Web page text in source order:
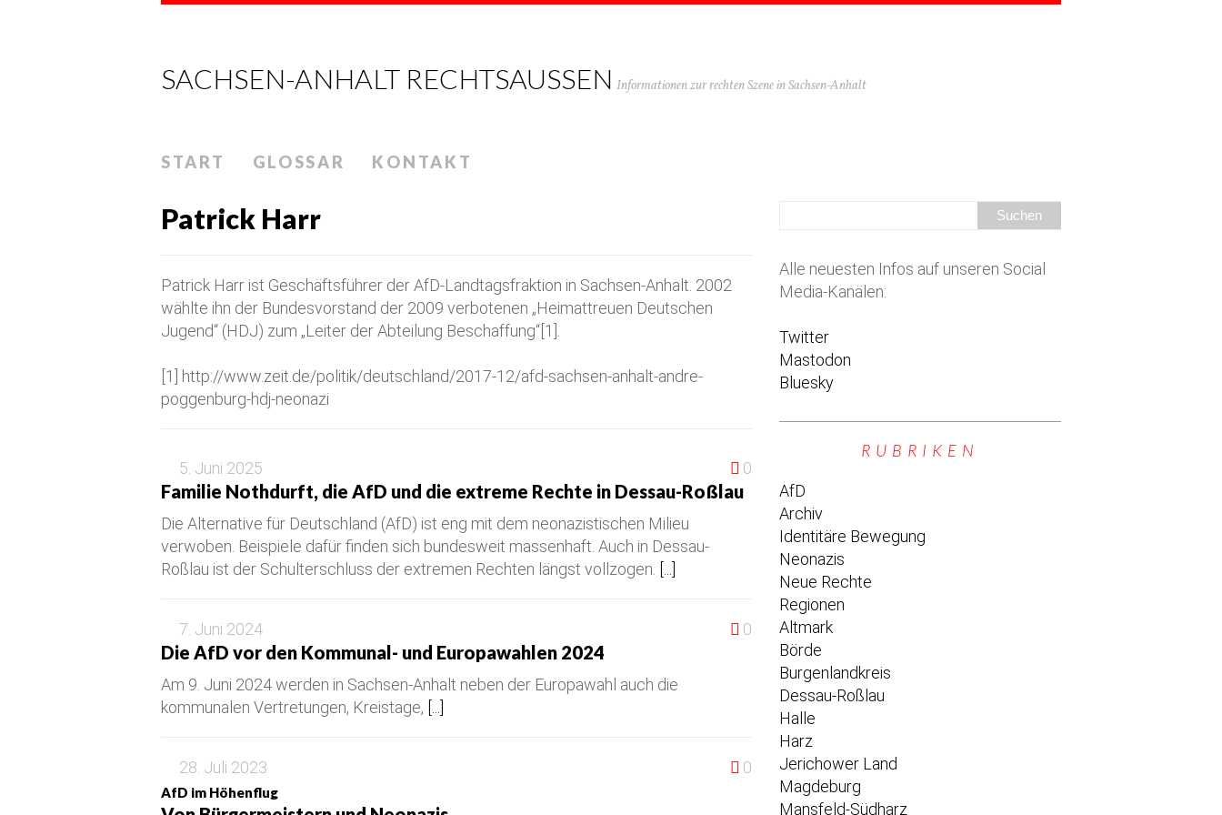
SACHSEN-ANHALT RECHTSAUSSEN Informationen zur rechten Szene in Sachsen-Anhalt
START GLOSSAR KONTAKT
Patrick Harr
Patrick Harr ist Geschäftsführer der AfD-Landtagsfraktion in Sachsen-Anhalt. 2002
wählte ihn der Bundesvorstand der 2009 verbotenen „Heimattreuen Deutschen
Jugend“ (HDJ) zum „Leiter der Abteilung Beschaffung“[1].
[1] http://www.zeit.de/politik/deutschland/2017-12/afd-sachsen-anhalt-andre-
poggenburg-hdj-neonazi
5. Juni 2025 0
Familie Nothdurft, die AfD und die extreme Rechte in Dessau-Roßlau
Die Alternative für Deutschland (AfD) ist eng mit dem neonazistischen Milieu
verwoben. Beispiele dafür finden sich bundesweit massenhaft. Auch in Dessau-
Roßlau ist der Schulterschluss der extremen Rechten längst vollzogen.
7. Juni 2024 0
Die AfD vor den Kommunal- und Europawahlen 2024
Am 9. Juni 2024 werden in Sachsen-Anhalt neben der Europawahl auch die
kommunalen Vertretungen, Kreistage,
28. Juli 2023 0
AfD im Höhenflug
Alle neuesten Infos auf unseren Social
Media-Kanälen:
Twitter
Mastodon
Bluesky
RUBRIKEN
AfD
Archiv
Identitäre Bewegung
Neonazis
Neue Rechte
Regionen
Altmark
Börde
Burgenlandkreis
Dessau-Roßlau
Halle
Harz
Jerichower Land
Magdeburg
Mansfeld-Südharz